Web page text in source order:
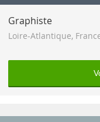
Graphiste
Loire-Atlantique,